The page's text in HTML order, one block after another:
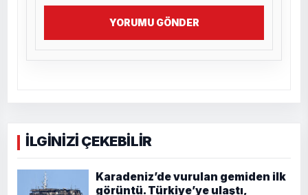
YORUMU GÖNDER
İLGİNİZİ ÇEKEBİLİR
Karadeniz’de vurulan gemiden ilk
görüntü. Türkiye’ye ulaştı,